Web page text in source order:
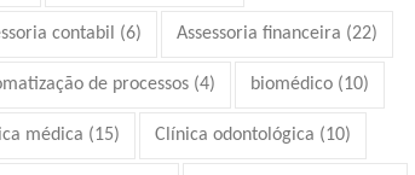
contabil (6) Assessoria financeira (22)
de processos (4) biomédico (10)
médica (15) Clínica odontológica (10)